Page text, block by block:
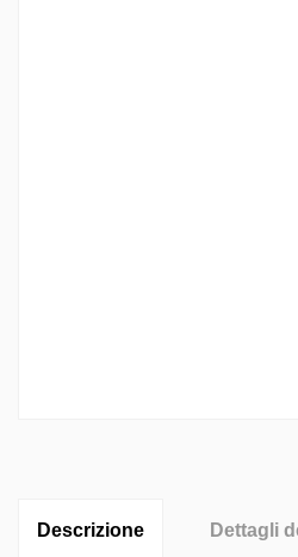
Descrizione Dettagli